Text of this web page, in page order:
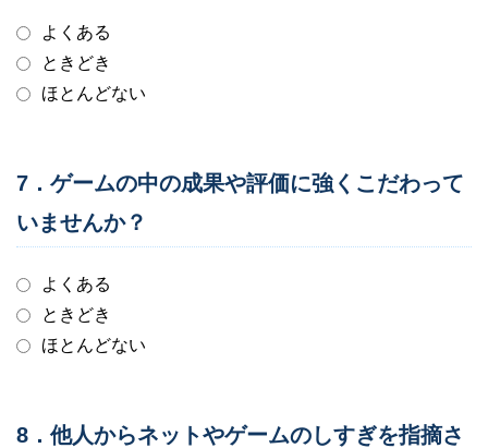
よくある
ときどき
ほとんどない
7．ゲームの中の成果や評価に強くこだわって
いませんか？
よくある
ときどき
ほとんどない
8．他人からネットやゲームのしすぎを指摘さ